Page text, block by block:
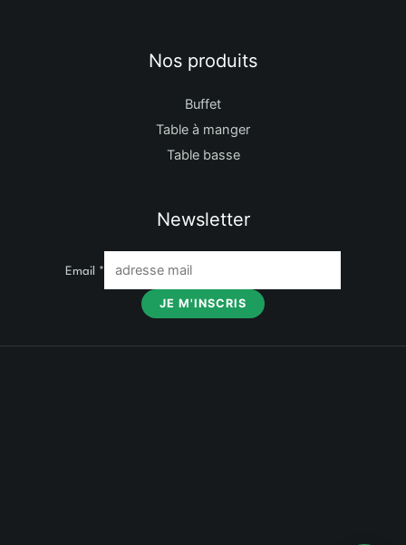
Nos produits
Buffet
Table à manger
Table basse
Newsletter
Email *
JE M'INSCRIS